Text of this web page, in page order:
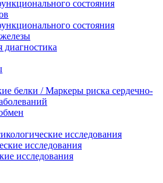
состояния
состояния
диагностика
белки / Маркеры риска сердечно-
исследования
исследования
исследования